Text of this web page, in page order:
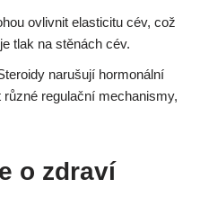
ovlivnit elasticitu cév, což
tlak na stěnách cév.
narušují hormonální
regulační mechanismy,
o zdraví